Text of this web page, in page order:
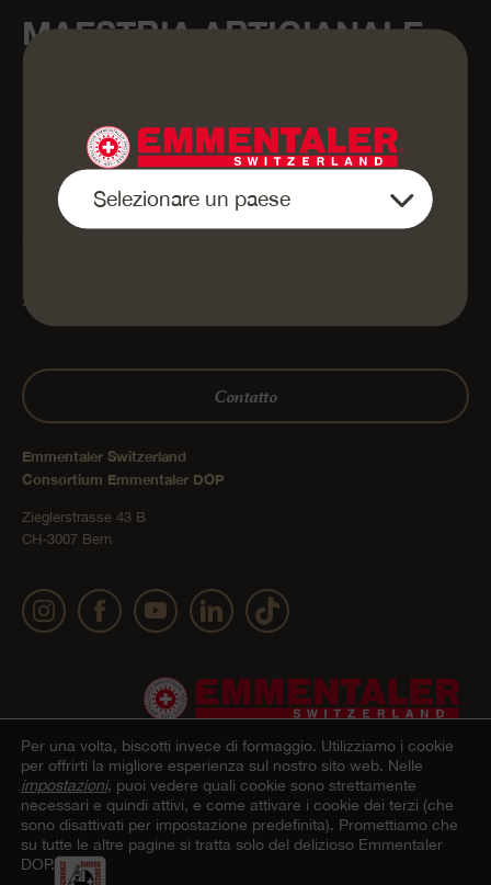
MAESTRIA ARTIGIANALE
ESPERIENZE
CHI SIAMO
SHOP
Press
Contatto
Emmentaler Switzerland
Consortium Emmentaler DOP
Zieglerstrasse 43 B
CH-3007 Bern
© 2022 Emmentaler AOP | Impressum Dichiarazione sulla protezione dei dati
personali |Condizioni generali di contratto Onlineshop|Cookie – Spiegazione
Per una volta, biscotti invece di formaggio. Utilizziamo i cookie
per offrirti la migliore esperienza sul nostro sito web. Nelle
impostazioni, puoi vedere quali cookie sono strettamente
necessari e quindi attivi, e come attivare i cookie dei terzi (che
sono disattivati per impostazione predefinita). Promettiamo che
su tutte le altre pagine si tratta solo del delizioso Emmentaler
DOP.